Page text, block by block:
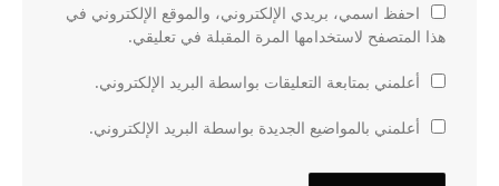
احفظ اسمي، بريدي الإلكتروني، والموقع الإلكتروني في
هذا المتصفح لاستخدامها المرة المقبلة في تعليقي.
أعلمني بمتابعة التعليقات بواسطة البريد الإلكتروني.
أعلمني بالمواضيع الجديدة بواسطة البريد الإلكتروني.